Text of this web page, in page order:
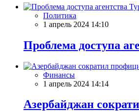
Политика
1 апрель 2024 14:10
Проблема доступа
Финансы
1 апрель 2024 14:14
Азербайджан